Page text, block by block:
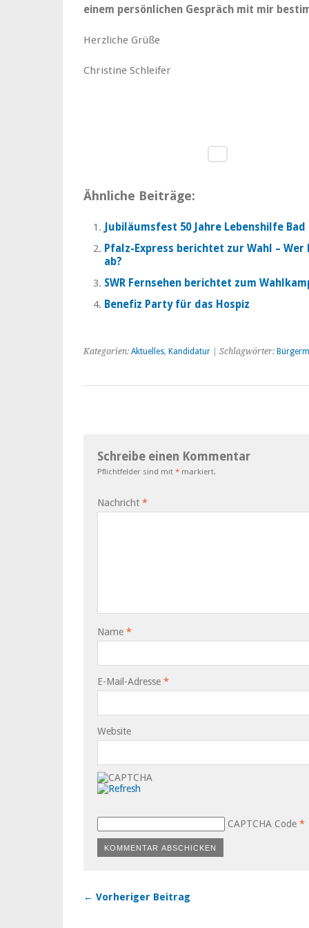
einem persönlichen Gespräch mit mir
Herzliche Grüße
Christine Schleifer
Ähnliche Beiträge:
Jubiläumsfest 50 Jahre Lebenshilfe
Pfalz-Express berichtet zur Wahl –
ab?
SWR Fernsehen berichtet zum
Benefiz Party für das Hospiz
Kategorien: Aktuelles, Kandidatur | Schlagwörter:
Schreibe einen Kommentar
Pflichtfelder sind mit * markiert.
Nachricht *
Name *
E-Mail-Adresse *
Website
CAPTCHA Code *
← Vorheriger Beitrag